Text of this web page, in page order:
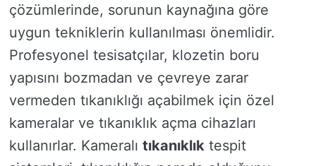
çözümlerinde, sorunun kaynağına göre
uygun tekniklerin kullanılması önemlidir.
Profesyonel tesisatçılar, klozetin boru
yapısını bozmadan ve çevreye zarar
vermeden tıkanıklığı açabilmek için özel
kameralar ve tıkanıklık açma cihazları
kullanırlar. Kameralı tıkanıklık tespit